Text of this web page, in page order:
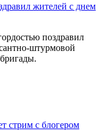
жителей с днем
поздравил
штурмовой
стрим с блогером